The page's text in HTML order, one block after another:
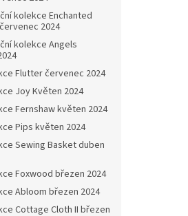
kolekce Enchanted
2024
kolekce Angels
Flutter červenec 2024
Joy Květen 2024
Fernshaw květen 2024
Pips květen 2024
Sewing Basket duben
Foxwood březen 2024
Abloom březen 2024
Cottage Cloth II březen